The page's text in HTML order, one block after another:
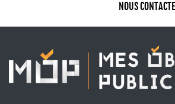
maillots. Ces objets sont
L'efficacité des textiles
personnalisés rugby
actions marketing
NOUS